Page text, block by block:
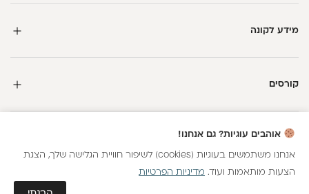
מידע לקונה
קורסים
כל הזכויות שמורות
אוהבים עוגיות? גם אנחנו!
אנחנו משתמשים בעוגיות (cookies) לשיפור חוויית הגלישה שלך, הצגת
הצעות מותאמות ועוד. מדיניות הפרטיות